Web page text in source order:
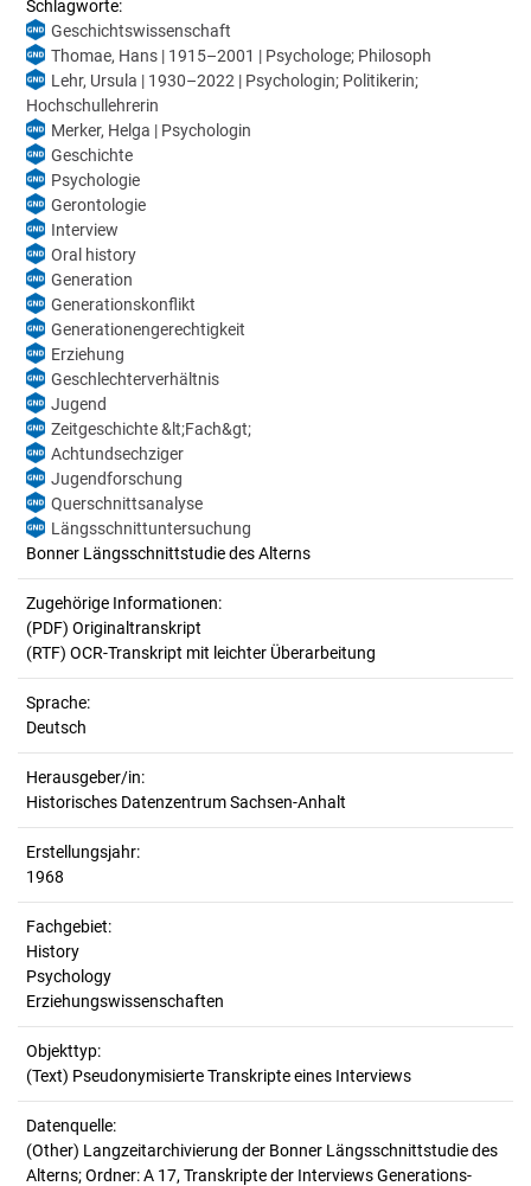
Schlagworte:
Geschichtswissenschaft
Thomae, Hans | 1915–2001 | Psychologe; Philosoph
Lehr, Ursula | 1930–2022 | Psychologin; Politikerin;
Hochschullehrerin
Merker, Helga | Psychologin
Geschichte
Psychologie
Gerontologie
Interview
Oral history
Generation
Generationskonflikt
Generationengerechtigkeit
Erziehung
Geschlechterverhältnis
Jugend
Zeitgeschichte &lt;Fach&gt;
Achtundsechziger
Jugendforschung
Querschnittsanalyse
Längsschnittuntersuchung
Bonner Längsschnittstudie des Alterns
Zugehörige Informationen:
(PDF) Originaltranskript
(RTF) OCR-Transkript mit leichter Überarbeitung
Sprache:
Deutsch
Herausgeber/in:
Historisches Datenzentrum Sachsen-Anhalt
Erstellungsjahr:
1968
Fachgebiet:
History
Psychology
Erziehungswissenschaften
Objekttyp:
(Text) Pseudonymisierte Transkripte eines Interviews
Datenquelle:
(Other) Langzeitarchivierung der Bonner Längsschnittstudie des
Alterns; Ordner: A 17, Transkripte der Interviews Generations-